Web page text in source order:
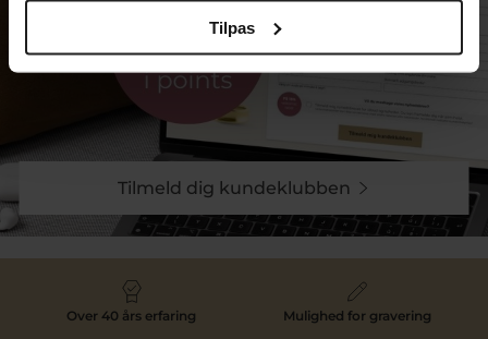
Tilpas
Tilmeld dig kundeklubben
Over 40 års erfaring Mulighed for gravering